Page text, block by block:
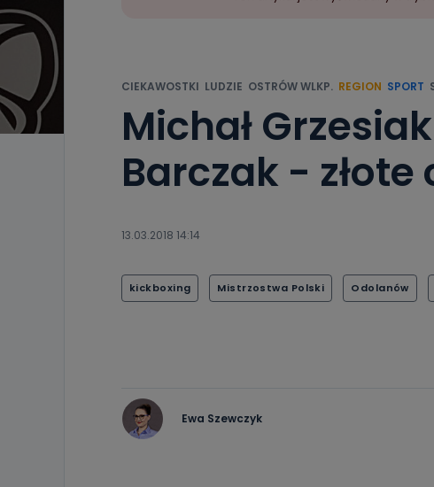
CIEKAWOSTKI LUDZIE OSTRÓW WLKP. REGION SPORT
Michał
Barczak - złote
13.03.2018 14:14
kickboxing Mistrzostwa Polski Odolanów
Ewa Szewczyk